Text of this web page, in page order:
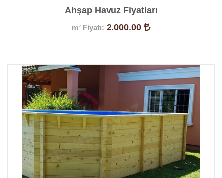
Ahşap Havuz Fiyatları
m² Fiyatı: 2.000.00